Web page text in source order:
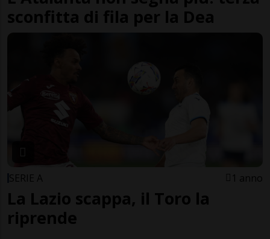
sconfitta di fila per la Dea
SERIE A 1 anno
La Lazio scappa, il Toro la
riprende